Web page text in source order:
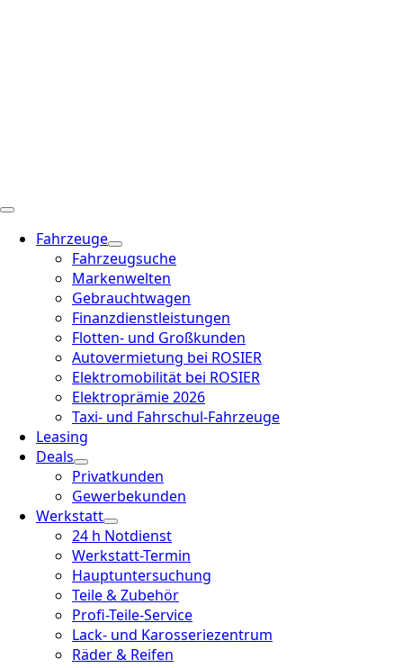
Fahrzeuge
Fahrzeugsuche
Markenwelten
Gebrauchtwagen
Finanzdienstleistungen
Flotten- und Großkunden
Autovermietung bei ROSIER
Elektromobilität bei ROSIER
Elektroprämie 2026
Taxi- und Fahrschul-Fahrzeuge
Leasing
Deals
Privatkunden
Gewerbekunden
Werkstatt
24 h Notdienst
Werkstatt-Termin
Hauptuntersuchung
Teile & Zubehör
Profi-Teile-Service
Lack- und Karosseriezentrum
Räder & Reifen